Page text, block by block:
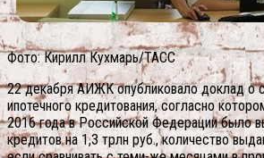
Фото: Кирилл Кухмарь/ТАСС
22 декабря АИЖК опубликовало доклад о
ипотечного кредитования, cогласно
2016 года в Российской Федерации было
кредитов на 1,3 трлн руб., количество